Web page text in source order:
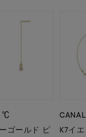
℃
ゴールド ピ
K7イ